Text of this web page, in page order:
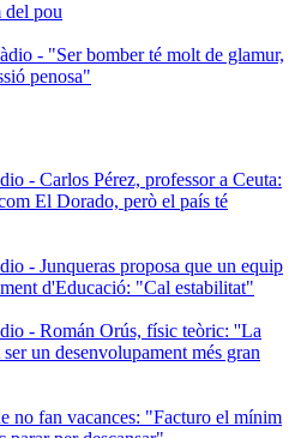
pou
- "Ser bomber té molt de glamur,
penosa"
- Carlos Pérez, professor a Ceuta:
El Dorado, però el país té
- Junqueras proposa que un equip
d'Educació: "Cal estabilitat"
- Román Orús, físic teòric: ''La
un desenvolupament més gran
no fan vacances: "Facturo el mínim